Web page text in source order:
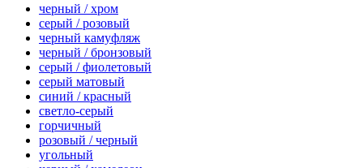
черный / хром
серый / розовый
черный камуфляж
черный / бронзовый
серый / фиолетовый
серый матовый
синий / красный
светло-серый
горчичный
розовый / черный
угольный